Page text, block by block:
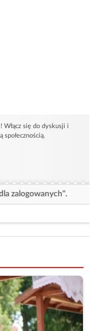
się do dyskusji i
zalogowanych".